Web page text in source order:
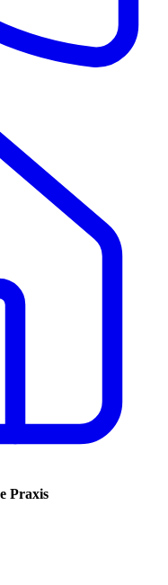
Praxis